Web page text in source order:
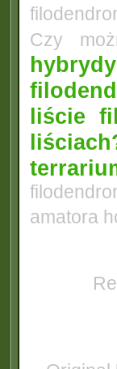
Czy
liście
amatora